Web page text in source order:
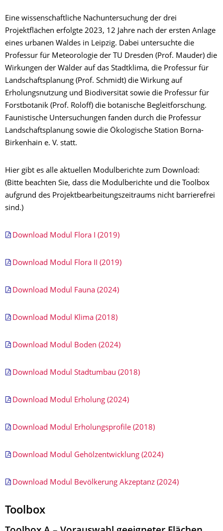
Eine wissenschaftliche Nachuntersuchung der drei
Projektflächen erfolgte 2023, 12 Jahre nach der ersten Anlage
eines urbanen Waldes in Leipzig. Dabei untersuchte die
Professur für Meteorologie der TU Dresden (Prof. Mauder) die
Wirkungen der Wälder auf das Stadtklima, die Professur für
Landschaftsplanung (Prof. Schmidt) die Wirkung auf
Erholungsnutzung und Biodiversität sowie die Professur für
Forstbotanik (Prof. Roloff) die botanische Begleitforschung.
Faunistische Untersuchungen fanden durch die Professur
Landschaftsplanung sowie die Ökologische Station Borna-
Birkenhain e. V. statt.
Hier gibt es alle aktuellen Modulberichte zum Download:
(Bitte beachten Sie, dass die Modulberichte und die Toolbox
aufgrund des Projektbearbeitungszeitraums nicht barrierefrei
sind.)
Download Modul Flora I (2019)
Download Modul Flora II (2019)
Download Modul Fauna (2024)
Download Modul Klima (2018)
Download Modul Boden (2024)
Download Modul Stadtumbau (2018)
Download Modul Erholung (2024)
Download Modul Erholungsprofile (2018)
Download Modul Gehölzentwicklung (2024)
Download Modul Bevölkerung Akzeptanz (2024)
Toolbox